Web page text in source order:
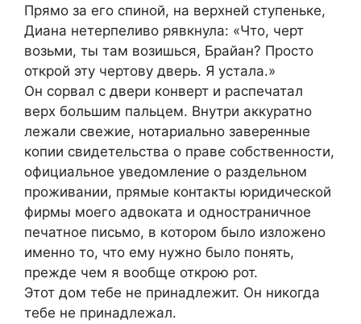
Прямо за его спиной, на верхней ступеньке,
Диана нетерпеливо рявкнула: «Что, черт
возьми, ты там возишься, Брайан? Просто
открой эту чертову дверь. Я устала.»
Он сорвал с двери конверт и распечатал
верх большим пальцем. Внутри аккуратно
лежали свежие, нотариально заверенные
копии свидетельства о праве собственности,
официальное уведомление о раздельном
проживании, прямые контакты юридической
фирмы моего адвоката и одностраничное
печатное письмо, в котором было изложено
именно то, что ему нужно было понять,
прежде чем я вообще открою рот.
Этот дом тебе не принадлежит. Он никогда
тебе не принадлежал.